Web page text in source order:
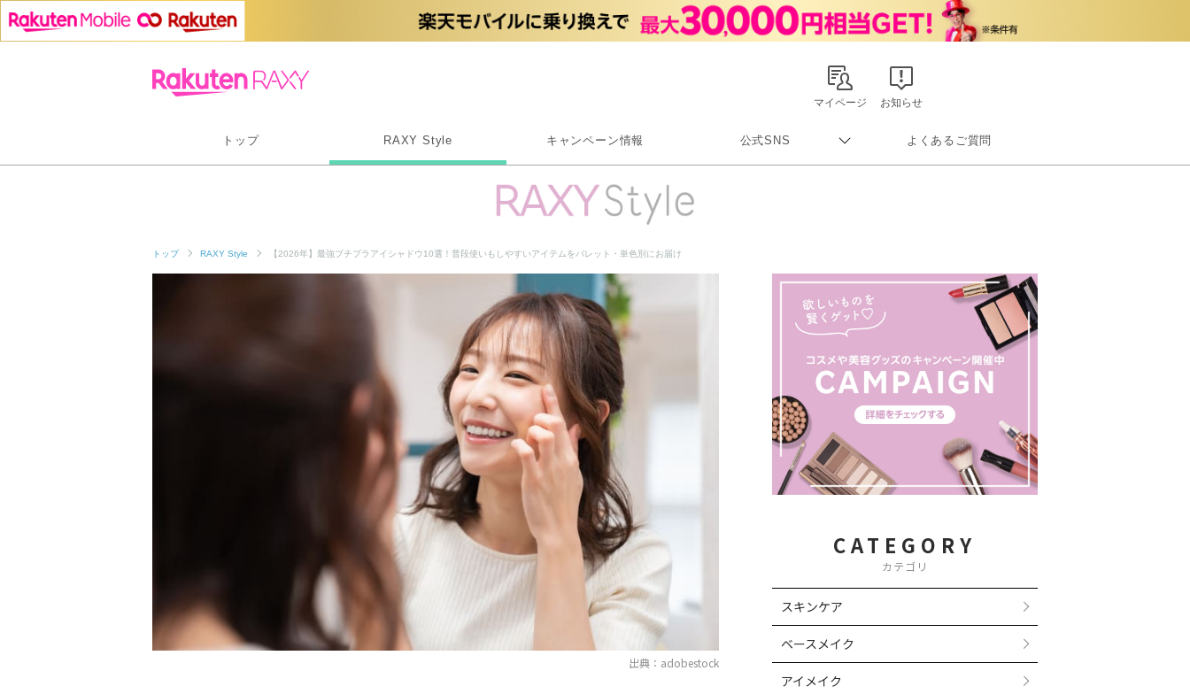
お知らせ
マイページ
トップ RAXY Style キャンペーン情報 公式SNS
Rakuten Link
よくあるご質問
トップ RAXY Style 【2026年】最強プチプラアイシャドウ10選！普段使いもしやすいアイテムをパレット・単色別にお届け
出典：adobestock
CATEGORY
カテゴリ
スキンケア
ベースメイク
アイメイク